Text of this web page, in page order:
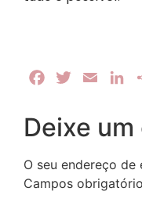
FacebookTwitterEmail
Deixe
O seu endereço
Campos